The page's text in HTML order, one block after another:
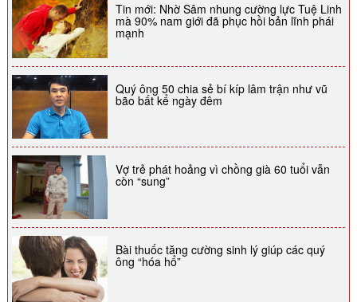
Tin mới: Nhờ Sâm nhung cường lực Tuệ Linh
mà 90% nam giới đã phục hồi bản lĩnh phái
mạnh
Quý ông 50 chia sẻ bí kíp lâm trận như vũ
bão bất kể ngày đêm
Vợ trẻ phát hoảng vì chồng già 60 tuổi vẫn
còn “sung”
Bài thuốc tăng cường sinh lý giúp các quý
ông “hóa hổ”